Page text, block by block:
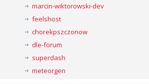
marcin-wiktorowski-dev
feelshost
chorekpszczonow
dle-forum
superdash
meteorgen